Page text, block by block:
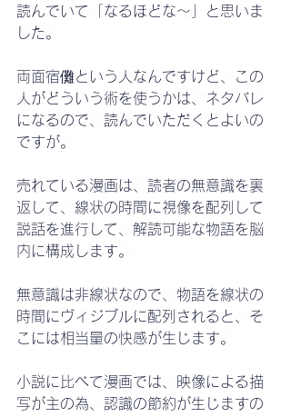
読んでいて「なるほどな～」と思いま
した。
両面宿儺という人なんですけど、この
人がどういう術を使うかは、ネタバレ
になるので、読んでいただくとよいの
ですが。
売れている漫画は、読者の無意識を裏
返して、線状の時間に視像を配列して
説話を進行して、解読可能な物語を脳
内に構成します。
無意識は非線状なので、物語を線状の
時間にヴィジブルに配列されると、そ
こには相当量の快感が生じます。
小説に比べて漫画では、映像による描
写が主の為、認識の節約が生じますの